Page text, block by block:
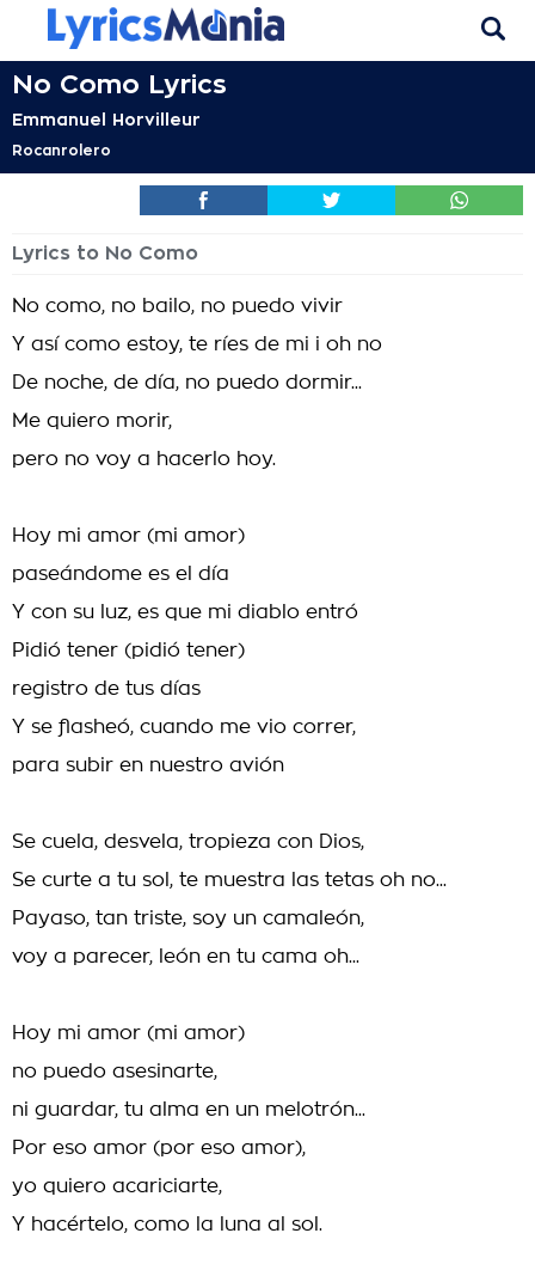
No Como Lyrics
Emmanuel Horvilleur
Rocanrolero
Lyrics to No Como
No como, no bailo, no puedo vivir
Y así como estoy, te ríes de mi i oh no
De noche, de día, no puedo dormir...
Me quiero morir,
pero no voy a hacerlo hoy.
Hoy mi amor (mi amor)
paseándome es el día
Y con su luz, es que mi diablo entró
Pidió tener (pidió tener)
registro de tus días
Y se flasheó, cuando me vio correr,
para subir en nuestro avión
Se cuela, desvela, tropieza con Dios,
Se curte a tu sol, te muestra las tetas oh no...
Payaso, tan triste, soy un camaleón,
voy a parecer, león en tu cama oh...
Hoy mi amor (mi amor)
no puedo asesinarte,
ni guardar, tu alma en un melotrón...
Por eso amor (por eso amor),
yo quiero acariciarte,
Y hacértelo, como la luna al sol.